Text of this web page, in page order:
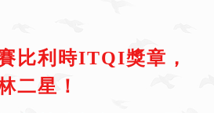
比利時ITQI獎章，
二星！